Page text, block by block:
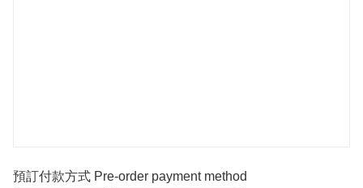
預訂付款方式 Pre-order payment method